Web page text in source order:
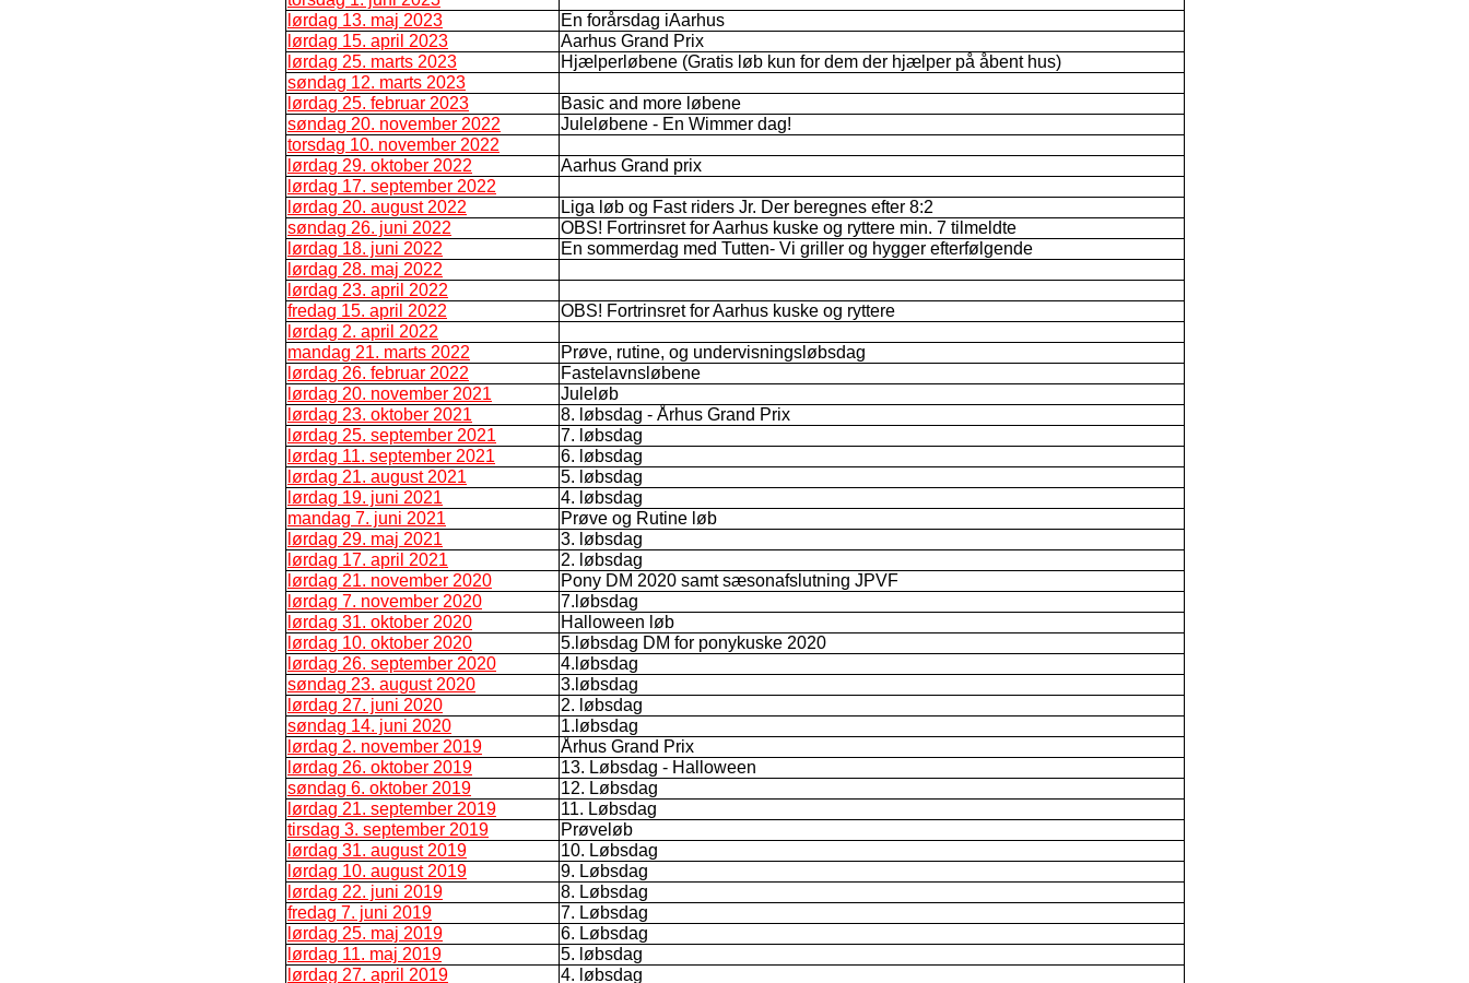
lørdag 13. maj 2023
En forårsdag iAarhus
lørdag 15. april 2023
Aarhus Grand Prix
lørdag 25. marts 2023
Hjælperløbene (Gratis løb kun for dem der hjælper på åbent hus)
søndag 12. marts 2023
lørdag 25. februar 2023
Basic and more løbene
søndag 20. november 2022
Juleløbene - En Wimmer dag!
torsdag 10. november 2022
lørdag 29. oktober 2022
Aarhus Grand prix
lørdag 17. september 2022
lørdag 20. august 2022
Liga løb og Fast riders Jr. Der beregnes efter 8:2
søndag 26. juni 2022
OBS! Fortrinsret for Aarhus kuske og ryttere min. 7 tilmeldte
lørdag 18. juni 2022
En sommerdag med Tutten- Vi griller og hygger efterfølgende
lørdag 28. maj 2022
lørdag 23. april 2022
fredag 15. april 2022
OBS! Fortrinsret for Aarhus kuske og ryttere
lørdag 2. april 2022
mandag 21. marts 2022
Prøve, rutine, og undervisningsløbsdag
lørdag 26. februar 2022
Fastelavnsløbene
lørdag 20. november 2021
Juleløb
lørdag 23. oktober 2021
8. løbsdag - Århus Grand Prix
lørdag 25. september 2021
7. løbsdag
lørdag 11. september 2021
6. løbsdag
lørdag 21. august 2021
5. løbsdag
lørdag 19. juni 2021
4. løbsdag
mandag 7. juni 2021
Prøve og Rutine løb
lørdag 29. maj 2021
3. løbsdag
lørdag 17. april 2021
2. løbsdag
lørdag 21. november 2020
Pony DM 2020 samt sæsonafslutning JPVF
lørdag 7. november 2020
7.løbsdag
lørdag 31. oktober 2020
Halloween løb
lørdag 10. oktober 2020
5.løbsdag DM for ponykuske 2020
lørdag 26. september 2020
4.løbsdag
søndag 23. august 2020
3.løbsdag
lørdag 27. juni 2020
2. løbsdag
søndag 14. juni 2020
1.løbsdag
lørdag 2. november 2019
Århus Grand Prix
lørdag 26. oktober 2019
13. Løbsdag - Halloween
søndag 6. oktober 2019
12. Løbsdag
lørdag 21. september 2019
11. Løbsdag
tirsdag 3. september 2019
Prøveløb
lørdag 31. august 2019
10. Løbsdag
lørdag 10. august 2019
9. Løbsdag
lørdag 22. juni 2019
8. Løbsdag
fredag 7. juni 2019
7. Løbsdag
lørdag 25. maj 2019
6. Løbsdag
lørdag 11. maj 2019
5. løbsdag
lørdag 27. april 2019
4. løbsdag